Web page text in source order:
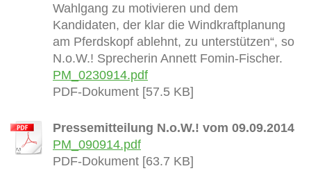
Wahlgang zu motivieren und dem
Kandidaten, der klar die Windkraftplanung
am Pferdskopf ablehnt, zu unterstützen“, so
N.o.W.! Sprecherin Annett Fomin-Fischer.
PM_0230914.pdf
PDF-Dokument [57.5 KB]
Pressemitteilung N.o.W.! vom 09.09.2014
PM_090914.pdf
PDF-Dokument [63.7 KB]